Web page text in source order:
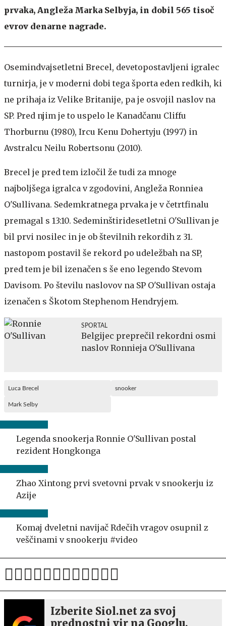
prvaka, Angleža Marka Selbyja, in dobil 565 tisoč
evrov denarne nagrade.
Osemindvajsetletni Brecel, devetopostavljeni igralec
turnirja, je v moderni dobi tega športa eden redkih, ki
ne prihaja iz Velike Britanije, pa je osvojil naslov na
SP. Pred njim je to uspelo le Kanadčanu Cliffu
Thorburnu (1980), Ircu Kenu Dohertyju (1997) in
Avstralcu Neilu Robertsonu (2010).
Brecel je pred tem izločil že tudi za mnoge
najboljšega igralca v zgodovini, Angleža Ronniea
O'Sullivana. Sedemkratnega prvaka je v četrtfinalu
premagal s 13:10. Sedeminštiridesetletni O'Sullivan je
bil prvi nosilec in je ob številnih rekordih z 31.
nastopom postavil še rekord po udeležbah na SP,
pred tem je bil izenačen s še eno legendo Stevom
Davisom. Po številu naslovov na SP O'Sullivan ostaja
izenačen s Škotom Stephenom Hendryjem.
SPORTAL
Belgijec preprečil rekordni osmi
naslov Ronnieja O'Sullivana
Luca Brecel snooker
Mark Selby
Legenda snookerja Ronnie O'Sullivan postal
rezident Hongkonga
Zhao Xintong prvi svetovni prvak v snookerju iz
Azije
Komaj dveletni navijač Rdečih vragov osupnil z
veščinami v snookerju #video
Izberite Siol.net za svoj
prednostni vir na Googlu.